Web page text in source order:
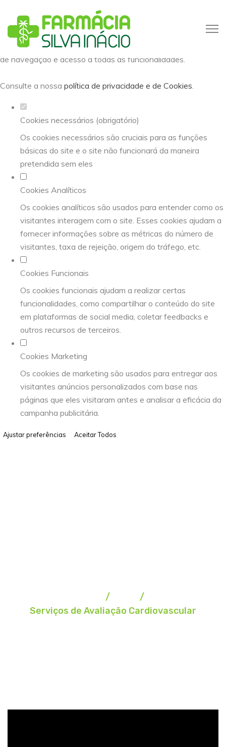
Defina as suas preferências de
cookies para este website.
Este website utiliza cookies estritamente necessários,
analíticos e funcionais, para lhe oferecer uma boa experiência
de navegação e acesso a todas as funcionalidades.
Consulte a nossa política de privacidade e de Cookies.
Cookies necessários (obrigatório)
Os cookies necessários são cruciais para as funções
básicas do site e o site não funcionará da maneira
pretendida sem eles
Cookies Analíticos
Os cookies analíticos são usados para entender como os
visitantes interagem com o site. Esses cookies ajudam a
fornecer informações sobre as métricas do número de
visitantes, taxa de rejeição, origem do tráfego, etc.
Cookies Funcionais
Os cookies funcionais ajudam a realizar certas
funcionalidades, como compartilhar o conteúdo do site
em plataformas de social media, coletar feedbacks e
outros recursos de terceiros.
Cookies Marketing
Os cookies de marketing são usados para entregar aos
visitantes anúncios personalizados com base nas
páginas que eles visitaram antes e analisar a eficácia da
campanha publicitária.
Ajustar preferências Aceitar Todos
Serviços de Avaliação Cardiovascular